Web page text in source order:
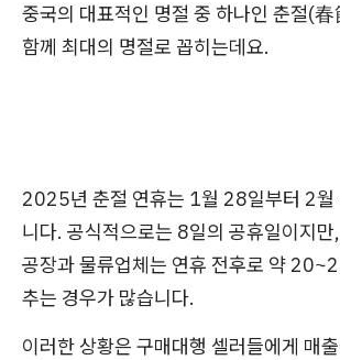
중국의 대표적인 명절 중 하나인 춘절(
함께 최대의 명절로 꼽히는데요.
2025년 춘절 연휴는 1월 28일부터 2월
니다. 공식적으로는 8일의 공휴일이지
공장과 물류업체는 연휴 전후로 약
추는 경우가 많습니다.
이러한 상황은 구매대행 셀러들에게 매